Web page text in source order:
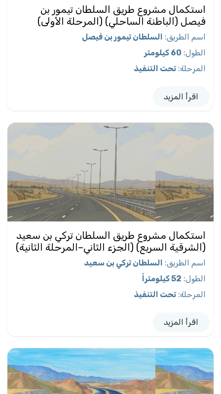
استكمال مشروع طريق السلطان تيمور بن
فيصل (الباطنة الساحلي) (المرحلة الأولى)
اسم الطريق: السلطان تيمور بن فيصل
الطول: 60 كيلومتر
المرحلة:تحت التنفيذ
اقرأ المزيد
استكمال مشروع طريق السلطان تركي بن سعيد
(الشرقية السريع) (الجزء الثاني–المرحلة الثانية)
اسم الطريق: السلطان تركي بن سعيد
الطول: 52 كيلومتراً
المرحلة:تحت التنفيذ
اقرأ المزيد